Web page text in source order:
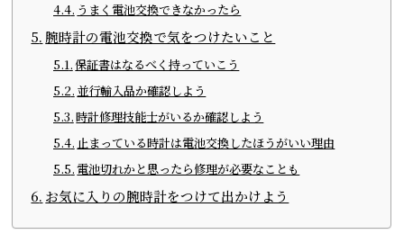
うまく電池交換できなかったら
腕時計の電池交換で気をつけたいこと
保証書はなるべく持っていこう
並行輸入品か確認しよう
時計修理技能士がいるか確認しよう
止まっている時計は電池交換したほうがいい理由
電池切れかと思ったら修理が必要なことも
お気に入りの腕時計をつけて出かけよう